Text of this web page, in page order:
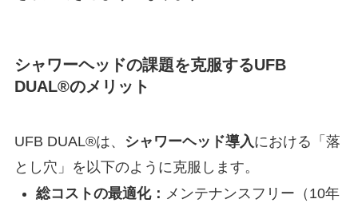
シャワーヘッドの課題を克服するUFB
DUAL®のメリット
UFB DUAL®は、 シャワーヘッド導入における「落
とし穴」を以下のように克服します。
総コストの最適化： メンテナンスフリー（10年